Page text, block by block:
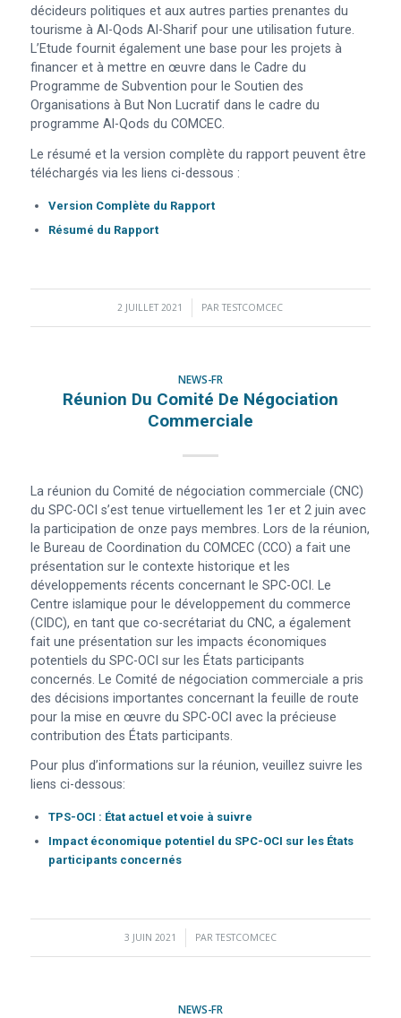
décideurs politiques et aux autres parties prenantes du
tourisme à Al-Qods Al-Sharif pour une utilisation future.
L’Etude fournit également une base pour les projets à
financer et à mettre en œuvre dans le Cadre du
Programme de Subvention pour le Soutien des
Organisations à But Non Lucratif dans le cadre du
programme Al-Qods du COMCEC.
Le résumé et la version complète du rapport peuvent être
téléchargés via les liens ci-dessous :
Version Complète du Rapport
Résumé du Rapport
2 JUILLET 2021
/ PARTESTCOMCEC
NEWS-FR
Réunion Du Comité De Négociation
Commerciale
La réunion du Comité de négociation commerciale (CNC)
du SPC-OCI s’est tenue virtuellement les 1er et 2 juin avec
la participation de onze pays membres. Lors de la réunion,
le Bureau de Coordination du COMCEC (CCO) a fait une
présentation sur le contexte historique et les
développements récents concernant le SPC-OCI. Le
Centre islamique pour le développement du commerce
(CIDC), en tant que co-secrétariat du CNC, a également
fait une présentation sur les impacts économiques
potentiels du SPC-OCI sur les États participants
concernés. Le Comité de négociation commerciale a pris
des décisions importantes concernant la feuille de route
pour la mise en œuvre du SPC-OCI avec la précieuse
contribution des États participants.
Pour plus d’informations sur la réunion, veuillez suivre les
liens ci-dessous:
TPS-OCI : État actuel et voie à suivre
Impact économique potentiel du SPC-OCI sur les États
participants concernés
3 JUIN 2021
/ PARTESTCOMCEC
NEWS-FR